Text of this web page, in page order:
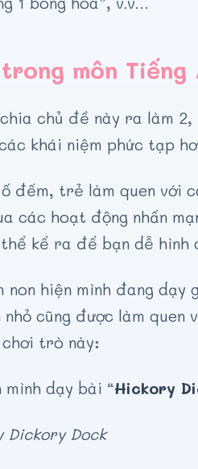
môn Tiếng
chủ đề này ra làm
khái niệm phức tạp
đếm, trẻ làm quen với
các hoạt động nhấn
kể ra để bạn dễ hình
non hiện mình đang
nhỏ cũng được làm quen
trò này:
dạy bài “Hickory
Dickory Dock